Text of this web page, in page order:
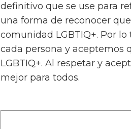
definitivo que se use para
una forma de reconocer
comunidad LGBTIQ+. Por
cada persona y aceptemos
LGBTIQ+. Al respetar y
mejor para todos.